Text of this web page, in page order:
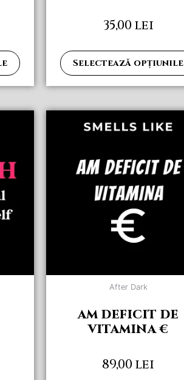
35,00 lei
Selectează opțiunile
After Dark
AM DEFICIT DE
VITAMINA €
89,00 lei